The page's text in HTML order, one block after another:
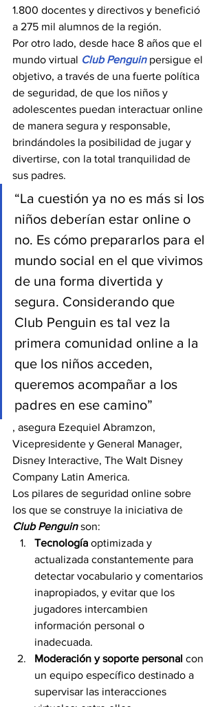
1.800 docentes y directivos y benefició
a 275 mil alumnos de la región.
Por otro lado, desde hace 8 años que el
mundo virtual Club Penguin persigue el
objetivo, a través de una fuerte política
de seguridad, de que los niños y
adolescentes puedan interactuar online
de manera segura y responsable,
brindándoles la posibilidad de jugar y
divertirse, con la total tranquilidad de
sus padres.
“La cuestión ya no es más si los
niños deberían estar online o
no. Es cómo prepararlos para el
mundo social en el que vivimos
de una forma divertida y
segura. Considerando que
Club Penguin es tal vez la
primera comunidad online a la
que los niños acceden,
queremos acompañar a los
padres en ese camino”
, asegura Ezequiel Abramzon,
Vicepresidente y General Manager,
Disney Interactive, The Walt Disney
Company Latin America.
Los pilares de seguridad online sobre
los que se construye la iniciativa de
Club Penguin son:
Tecnología optimizada y
actualizada constantemente para
detectar vocabulario y comentarios
inapropiados, y evitar que los
jugadores intercambien
información personal o
inadecuada.
Moderación y soporte personal con
un equipo específico destinado a
supervisar las interacciones